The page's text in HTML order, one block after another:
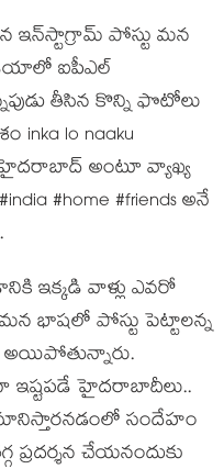
పోస్టు మ‌న
ఐపీఎల్
తీసిన కొన్ని ఫొటోలు
inka lo naaku
హైద‌రాబాద్ అంటూ వ్యాఖ్య
#home #friends అనే
ఇక్క‌డి వాళ్లు ఎవ‌రో
భాష‌లో పోస్టు పెట్టాల‌న్న
అయిపోతున్నారు.
హైద‌రాబాదీలు..
సందేహం
ప్ర‌ద‌ర్శ‌న చేయ‌నందుకు